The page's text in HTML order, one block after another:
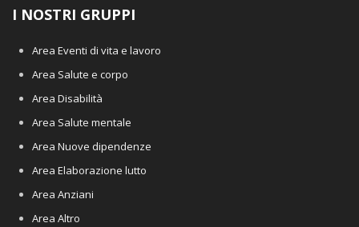
I NOSTRI GRUPPI
Area Eventi di vita e lavoro
Area Salute e corpo
Area Disabilità
Area Salute mentale
Area Nuove dipendenze
Area Elaborazione lutto
Area Anziani
Area Altro